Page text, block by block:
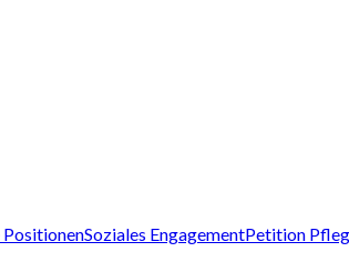
Soziales EngagementPetition